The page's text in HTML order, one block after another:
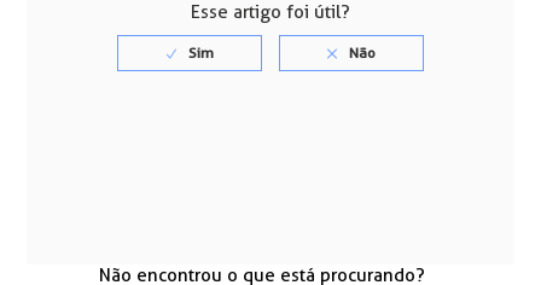
Esse artigo foi útil?
Não encontrou o que está procurando?